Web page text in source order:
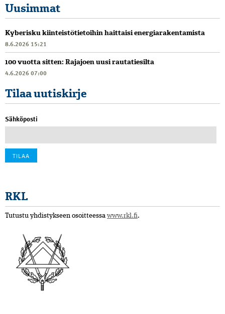
Uusimmat
Kyberisku kiinteistötietoihin haittaisi energiarakentamista
8.6.2026 15:21
100 vuotta sitten: Rajajoen uusi rautatiesilta
4.6.2026 07:00
Tilaa uutiskirje
Sähköposti
RKL
Tutustu yhdistykseen osoitteessa www.rkl.fi.